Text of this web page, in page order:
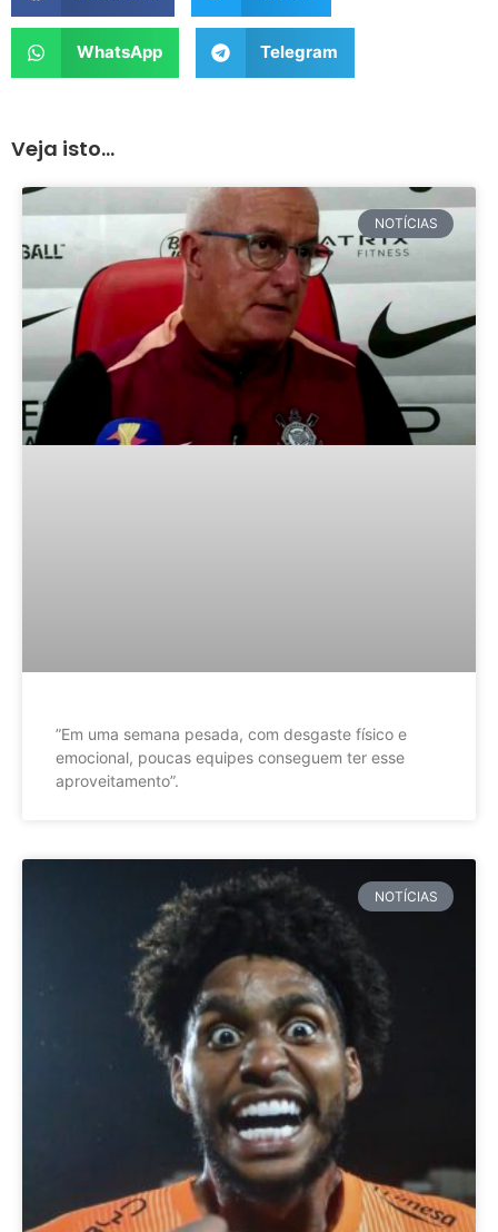
WhatsApp Telegram
Veja isto...
NOTÍCIAS
”Em uma semana pesada, com desgaste físico e
emocional, poucas equipes conseguem ter esse
aproveitamento”.
NOTÍCIAS